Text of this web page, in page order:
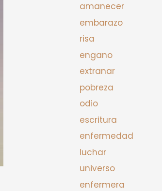
amanecer
embarazo
risa
engano
extranar
pobreza
odio
escritura
enfermedad
luchar
universo
enfermera